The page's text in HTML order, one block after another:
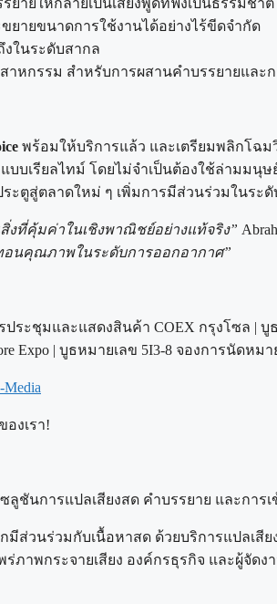
ายขนาดการใช้งานได้อย่างไร้ขีดจำกัด
งในระดับสากล
กรรม สำหรับการผสานคำบรรยายและก
พร้อมให้บริการแล้ว และเตรียมพลิกโฉ
บบเรียลไทม์ โดยไม่จำเป็นต้องใช้ล่ามม
ะตูสู่ตลาดใหม่ ๆ เพิ่มการมีส่วนร่วมในร
งที่คุ้มค่าในเชิงพาณิชย์อย่างแท้จริง”
อนคุณภาพในระดับการออกอากาศ”
ประชุมและแสดงสินค้า COEX กรุงโซล | บู
Expo | บูธหมายเลข 5I3-8 จองการนัดหมา
องเรา!
ลูชันการแปลเสียงสด คำบรรยาย และการ
มีส่วนร่วมกับเนื้อหาสด ด้วยบริการแปลเ
าพกระจายเสียง องค์กรธุรกิจ และผู้จัด